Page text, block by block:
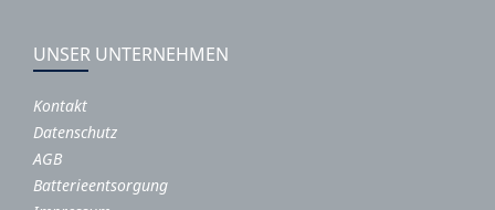
UNSER UNTERNEHMEN
Kontakt
Datenschutz
AGB
Batterieentsorgung